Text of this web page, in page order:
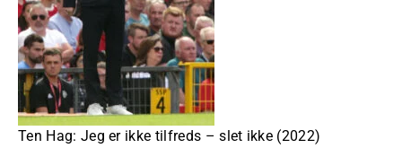
Ten Hag: Jeg er ikke tilfreds – slet ikke (2022)